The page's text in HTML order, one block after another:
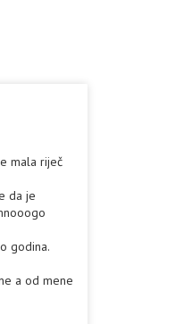
mala riječ
da je
godina.
a od mene